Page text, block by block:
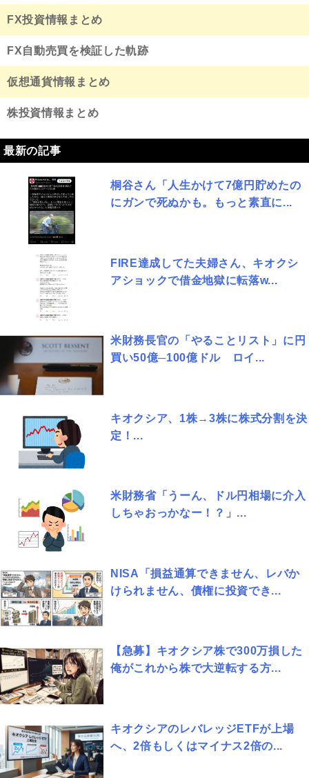
FX投資情報まとめ
FX自動売買を検証した軌跡
仮想通貨情報まとめ
株投資情報まとめ
最新の記事
桐谷さん「人生かけて7億円貯めたの
にガンで死ぬかも。もっと素直に...
FIRE達成してた夫婦さん、キオクシ
アショックで借金地獄に転落w...
米財務長官の「やることリスト」に円
買い50億─100億ドル ロイ...
キオクシア、1株→3株に株式分割を決
定！...
米財務省「うーん、ドル円相場に介入
しちゃおっかなー！？」...
NISA「損益通算できません、レバか
けられません、債権に投資でき...
【急募】キオクシア株で300万損した
俺がこれから株で大逆転する方...
キオクシアのレバレッジETFが上場
へ、2倍もしくはマイナス2倍の...